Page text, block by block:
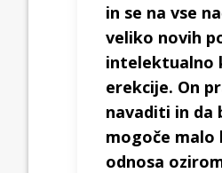
in se na vse
veliko novih
intelektualno
erekcije. On
navaditi in da
mogoče malo
odnosa